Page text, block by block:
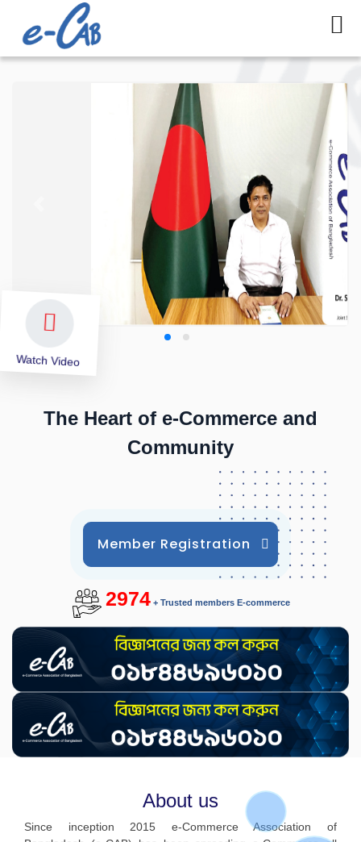
The Heart of e-Commerce and
Community
Member Registration
2974 + Trusted members E-commerce
Next
Watch Video
About us
Since inception 2015 e-Commerce Association of